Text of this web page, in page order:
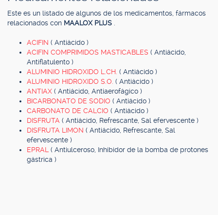
Este es un listado de algunos de los medicamentos, fármacos
relacionados con MAALOX PLUS
ACIFIN ( Antiácido )
ACIFIN COMPRIMIDOS MASTICABLES ( Antiácido,
Antiflatulento )
ALUMINIO HIDROXIDO L.CH. ( Antiácido )
ALUMINIO HIDROXIDO S.O. ( Antiácido )
ANTIAX ( Antiácido, Antiaerofágico )
BICARBONATO DE SODIO ( Antiácido )
CARBONATO DE CALCIO ( Antiácido )
DISFRUTA ( Antiácido, Refrescante, Sal efervescente )
DISFRUTA LIMON ( Antiácido, Refrescante, Sal
efervescente )
EPRAL ( Antiulceroso, Inhibidor de la bomba de protones
gástrica )